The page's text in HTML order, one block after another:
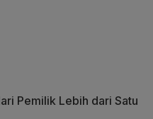
Pemilik Lebih dari Satu